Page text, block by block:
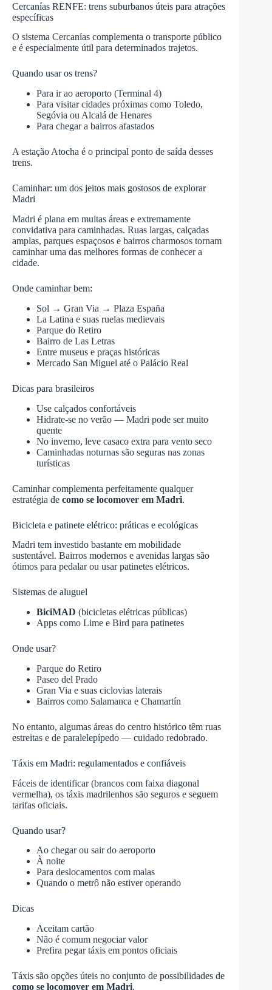
Cercanías RENFE: trens suburbanos úteis para atrações
específicas
O sistema Cercanías complementa o transporte público
e é especialmente útil para determinados trajetos.
Quando usar os trens?
Para ir ao aeroporto (Terminal 4)
Para visitar cidades próximas como Toledo,
Segóvia ou Alcalá de Henares
Para chegar a bairros afastados
A estação Atocha é o principal ponto de saída desses
trens.
Caminhar: um dos jeitos mais gostosos de explorar
Madri
Madri é plana em muitas áreas e extremamente
convidativa para caminhadas. Ruas largas, calçadas
amplas, parques espaçosos e bairros charmosos tornam
caminhar uma das melhores formas de conhecer a
cidade.
Onde caminhar bem:
Sol → Gran Via → Plaza España
La Latina e suas ruelas medievais
Parque do Retiro
Bairro de Las Letras
Entre museus e praças históricas
Mercado San Miguel até o Palácio Real
Dicas para brasileiros
Use calçados confortáveis
Hidrate-se no verão — Madri pode ser muito
quente
No inverno, leve casaco extra para vento seco
Caminhadas noturnas são seguras nas zonas
turísticas
Caminhar complementa perfeitamente qualquer
estratégia de como se locomover em Madri.
Bicicleta e patinete elétrico: práticas e ecológicas
Madri tem investido bastante em mobilidade
sustentável. Bairros modernos e avenidas largas são
ótimos para pedalar ou usar patinetes elétricos.
Sistemas de aluguel
BiciMAD (bicicletas elétricas públicas)
Apps como Lime e Bird para patinetes
Onde usar?
Parque do Retiro
Paseo del Prado
Gran Via e suas ciclovias laterais
Bairros como Salamanca e Chamartín
No entanto, algumas áreas do centro histórico têm ruas
estreitas e de paralelepípedo — cuidado redobrado.
Táxis em Madri: regulamentados e confiáveis
Fáceis de identificar (brancos com faixa diagonal
vermelha), os táxis madrilenhos são seguros e seguem
tarifas oficiais.
Quando usar?
Ao chegar ou sair do aeroporto
À noite
Para deslocamentos com malas
Quando o metrô não estiver operando
Dicas
Aceitam cartão
Não é comum negociar valor
Prefira pegar táxis em pontos oficiais
Táxis são opções úteis no conjunto de possibilidades de
como se locomover em Madri.